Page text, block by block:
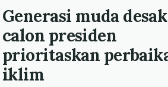
Generasi muda desak
calon presiden
prioritaskan
iklim